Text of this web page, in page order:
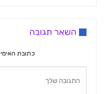
השאר תגובה
כתובת